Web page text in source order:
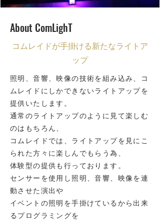
About ComLighT
コムレイドが手掛ける新たなライトア
ップ
照明、音響、映像の技術を組み込み、コ
ムレイドにしかできないライトアップを
提供いたします。
通常のライトアップのように見て楽しむ
のはもちろん、
コムレイドでは、ライトアップを見にこ
られた方々に楽しんでもらう為、
体験型の提供も行っております。
センサーを使用し照明、音響、映像を連
動させた演出や
イベントの照明を手掛けているから出来
るプログラミングを